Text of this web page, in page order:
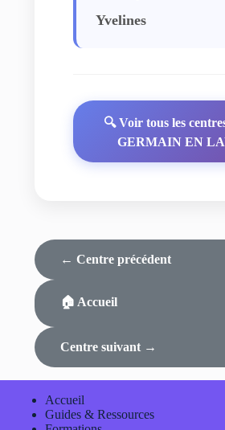
Yvelines
🔍 Voir tous les
GERMAIN EN
← Centre précédent
🏠 Accueil
Centre suivant →
Accueil
Guides & Ressources